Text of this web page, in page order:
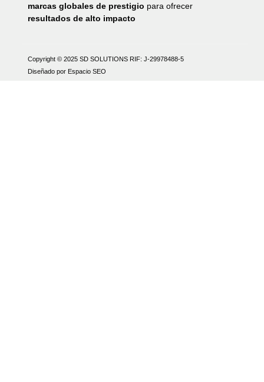
marcas globales de prestigio para ofrecer
resultados de alto impacto
Copyright © 2025 SD SOLUTIONS RIF: J-29978488-5
Diseñado por Espacio SEO